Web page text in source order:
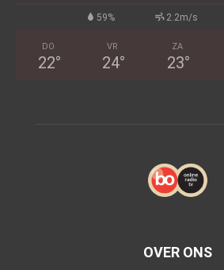
59% 2.2m/s
DO
22°
VR
24°
ZA
23°
OVER ONS